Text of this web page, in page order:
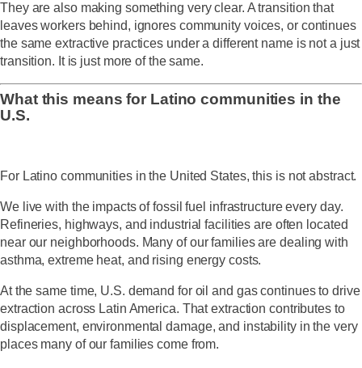
They are also making something very clear. A transition that
leaves workers behind, ignores community voices, or continues
the same extractive practices under a different name is not a just
transition. It is just more of the same.
What this means for Latino communities in the
U.S.
For Latino communities in the United States, this is not abstract.
We live with the impacts of fossil fuel infrastructure every day.
Refineries, highways, and industrial facilities are often located
near our neighborhoods. Many of our families are dealing with
asthma, extreme heat, and rising energy costs.
At the same time, U.S. demand for oil and gas continues to drive
extraction across Latin America. That extraction contributes to
displacement, environmental damage, and instability in the very
places many of our families come from.